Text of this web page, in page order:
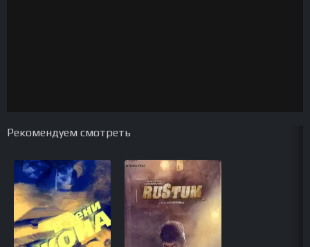
Рекомендуем смотреть